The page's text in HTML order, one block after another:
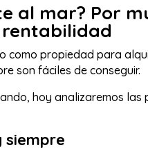
al mar? Por
como propiedad para
son fáciles de conseguir.
hoy analizaremos las
siempre